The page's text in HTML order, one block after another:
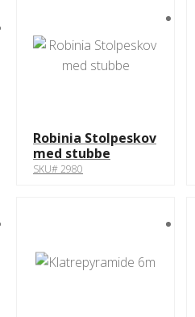
Robinia Stolpeskov
med stubbe
SKU# 2980